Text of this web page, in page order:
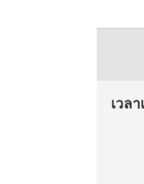
เวล